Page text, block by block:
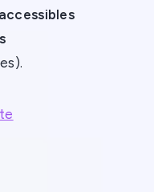
accessibles